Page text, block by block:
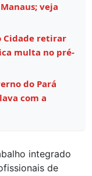
veja
Cidade retirar
multa no pré-
do Pará
com a
integrado
de